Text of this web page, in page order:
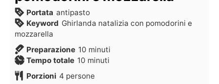
Portata antipasto
Keyword Ghirlanda natalizia con pomodorini e
mozzarella
Preparazione 10 minuti
Tempo totale 10 minuti
Porzioni 4 persone